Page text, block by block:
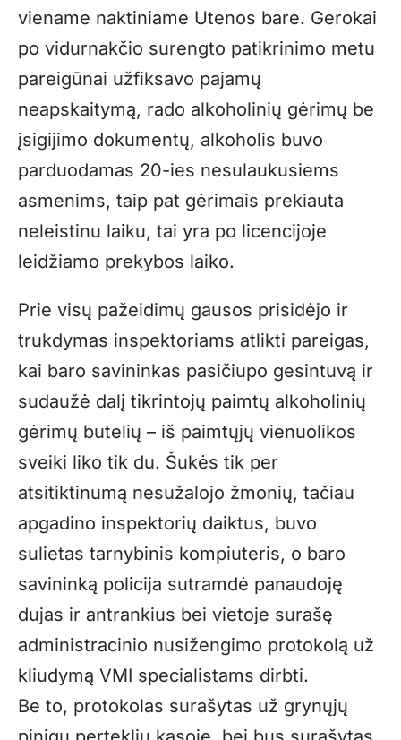
viename naktiniame Utenos bare. Gerokai
po vidurnakčio surengto patikrinimo metu
pareigūnai užfiksavo pajamų
neapskaitymą, rado alkoholinių gėrimų be
įsigijimo dokumentų, alkoholis buvo
parduodamas 20-ies nesulaukusiems
asmenims, taip pat gėrimais prekiauta
neleistinu laiku, tai yra po licencijoje
leidžiamo prekybos laiko.
Prie visų pažeidimų gausos prisidėjo ir
trukdymas inspektoriams atlikti pareigas,
kai baro savininkas pasičiupo gesintuvą ir
sudaužė dalį tikrintojų paimtų alkoholinių
gėrimų butelių – iš paimtųjų vienuolikos
sveiki liko tik du. Šukės tik per
atsitiktinumą nesužalojo žmonių, tačiau
apgadino inspektorių daiktus, buvo
sulietas tarnybinis kompiuteris, o baro
savininką policija sutramdė panaudoję
dujas ir antrankius bei vietoje surašę
administracinio nusižengimo protokolą už
kliudymą VMI specialistams dirbti.
Be to, protokolas surašytas už grynųjų